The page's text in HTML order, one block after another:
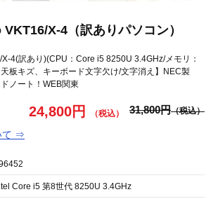
X-4（訳ありパソコン）
4(訳あり)(CPU：Core i5 8250U 3.4GHz/メモリ：
板キズ、キーボード文字欠け/文字消え】NEC製
ノート！WEB関東
て ⇒
24,800円 31,800円
Core i5 第8世代 8250U 3.4GHz